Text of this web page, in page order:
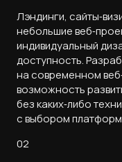
Лэндинги,
небольшие
индивидуальный
доступность.
на современном
возможность
без каких‑либо
с выбором
02